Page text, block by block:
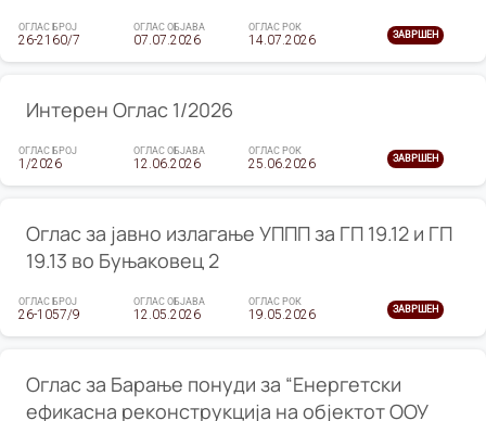
ОГЛАС БРОЈ
26-2160/7
ОГЛАС ОБЈАВА
07.07.2026
ОГЛАС РОК
14.07.2026 ЗАВРШЕН
Интерен Оглас 1/2026
ОГЛАС БРОЈ
1/2026
ОГЛАС ОБЈАВА
12.06.2026
ОГЛАС РОК
25.06.2026 ЗАВРШЕН
Оглас за јавно излагање УППП за ГП 19.12 и ГП
19.13 во Буњаковец 2
ОГЛАС БРОЈ
26-1057/9
ОГЛАС ОБЈАВА
12.05.2026
ОГЛАС РОК
19.05.2026 ЗАВРШЕН
Оглас за Барање понуди за “Енергетски
ефикасна реконструкција на објектот ООУ